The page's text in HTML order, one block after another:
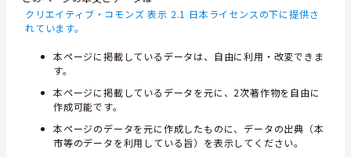
クリエイティブ・コモンズ 表示 2.1 日本ライセンスの下に提供さ
れています。
本ページに掲載しているデータは、自由に利用・改変できま
す。
本ページに掲載しているデータを元に、2次著作物を自由に
作成可能です。
本ページのデータを元に作成したものに、データの出典（本
市等のデータを利用している旨）を表示してください。